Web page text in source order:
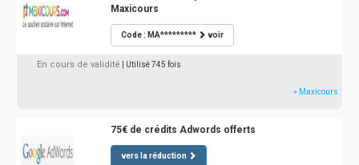
Maxicours
Code : MA********* voir
En cours de validité | Utilisé 745 fois
» Maxicours
75€ de crédits Adwords offerts
vers la réduction